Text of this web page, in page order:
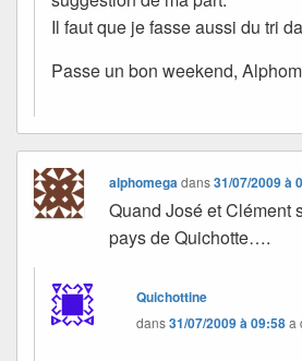
Il faut que je fasse aussi du tri
Passe un bon weekend,
alphomegadans31/07/2009 à
Quand José et Clément
pays de Quichotte….
Quichottine
dans31/07/2009 à 09:58a